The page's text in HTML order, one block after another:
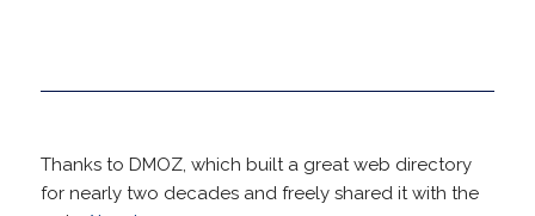
Thanks to DMOZ, which built a great web directory
for nearly two decades and freely shared it with the